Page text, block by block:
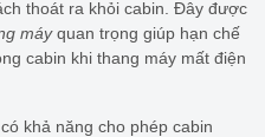
thoát ra khỏi cabin. Đây được
máyquan trọng giúp hạn chế
cabin khi thang máy mất điện
khả năng cho phép cabin